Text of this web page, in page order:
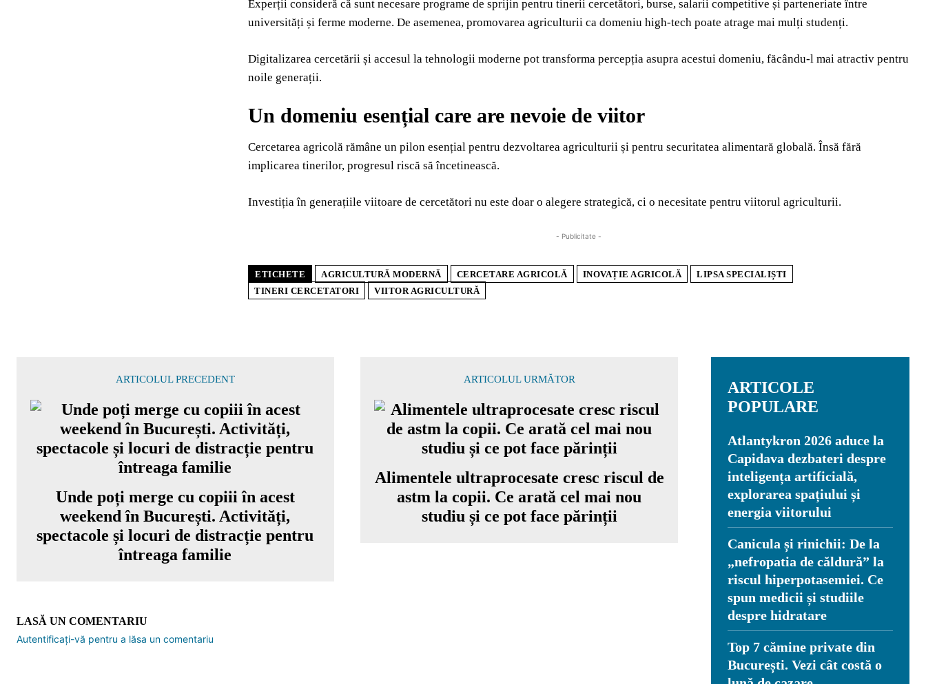
Experții consideră că sunt necesare programe de sprijin pentru tinerii cercetători, burse, salarii competitive și parteneriate între
universități și ferme moderne. De asemenea, promovarea agriculturii ca domeniu high-tech poate atrage mai mulți studenți.
Digitalizarea cercetării și accesul la tehnologii moderne pot transforma percepția asupra acestui domeniu, făcându-l mai atractiv pentru
noile generații.
Un domeniu esențial care are nevoie de viitor
Cercetarea agricolă rămâne un pilon esențial pentru dezvoltarea agriculturii și pentru securitatea alimentară globală. Însă fără
implicarea tinerilor, progresul riscă să încetinească.
Investiția în generațiile viitoare de cercetători nu este doar o alegere strategică, ci o necesitate pentru viitorul agriculturii.
- Publicitate -
ETICHETE AGRICULTURĂ MODERNĂ CERCETARE AGRICOLĂ INOVAȚIE AGRICOLĂ
LIPSA SPECIALIȘTI
TINERI CERCETATORI
VIITOR AGRICULTURĂ
ARTICOLUL PRECEDENT
Unde poți merge cu copiii în acest
weekend în București. Activități,
spectacole și locuri de distracție pentru
întreaga familie
ARTICOLUL URMĂTOR
Alimentele ultraprocesate cresc riscul de
astm la copii. Ce arată cel mai nou
studiu și ce pot face părinții
LASĂ UN COMENTARIU
Autentificați-vă pentru a lăsa un comentariu
ARTICOLE
POPULARE
Atlantykron 2026 aduce la
Capidava dezbateri despre
inteligența artificială,
explorarea spațiului și
energia viitorului
Canicula și rinichii: De la
„nefropatia de căldură” la
riscul hiperpotasemiei. Ce
spun medicii și studiile
despre hidratare
Top 7 cămine private din
București. Vezi cât costă o